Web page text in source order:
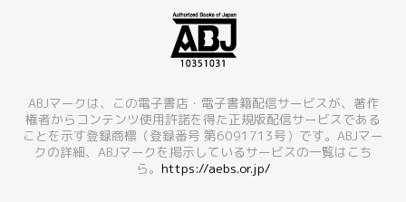
ABJマークは、この電子書店・電子書籍配信サービスが、著作
権者からコンテンツ使用許諾を得た正規版配信サービスである
ことを示す登録商標（登録番号 第6091713号）です。ABJマー
クの詳細、ABJマークを掲示しているサービスの一覧はこち
ら。 https://aebs.or.jp/